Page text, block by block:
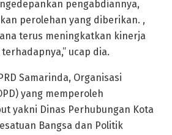
pengabdiannya,
perolehan yang diberikan. ,
terus meningkatkan kinerja
ucap dia.
Samarinda, Organisasi
yang memperoleh
yakni Dinas Perhubungan Kota
Bangsa dan Politik